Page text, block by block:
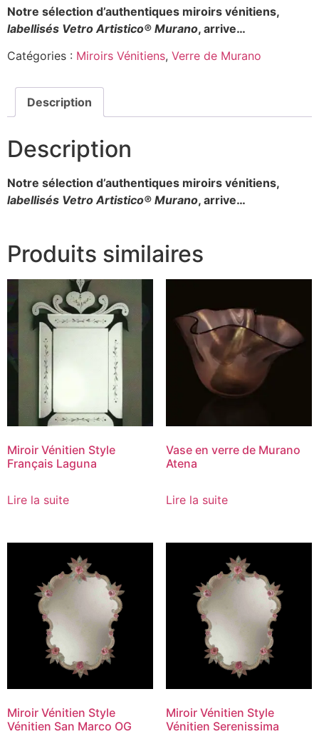
Notre sélection d’authentiques miroirs vénitiens,
labellisés Vetro Artistico® Murano, arrive…
Catégories : Miroirs Vénitiens, Verre de Murano
Description
Description
Notre sélection d’authentiques miroirs vénitiens,
labellisés Vetro Artistico® Murano, arrive…
Produits similaires
Miroir Vénitien Style
Français Laguna
Lire la suite
Vase en verre de Murano
Atena
Lire la suite
Miroir Vénitien Style
Vénitien San Marco OG
Miroir Vénitien Style
Vénitien Serenissima